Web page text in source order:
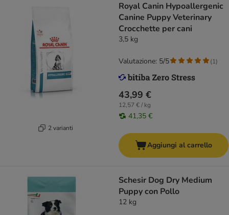
2 varianti
Royal Canin Hypoallergenic
Canine Puppy Veterinary
Crocchette per cani
3,5 kg
43,99 €
12,57 € / kg
41,35 €
Valutazione: 5/5 (1)
Aggiungi al carrello
Schesir Dog Dry Medium
Puppy con Pollo
12 kg